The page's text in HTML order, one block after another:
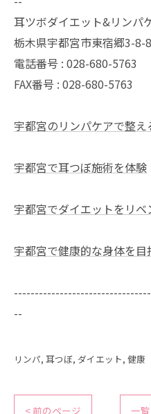
耳ツボダイエット&リンパ
栃木県宇都宮市東宿郷3-8-
電話番号 : 028-680-5763
FAX番号 : 028-680-5763
宇都宮のリンパケアで整え
宇都宮で耳つぼ施術を体験
宇都宮でダイエットをリベ
宇都宮で健康的な身体を目
--
リンパ 耳つぼ ダイエット 健康
< 前のページ 一